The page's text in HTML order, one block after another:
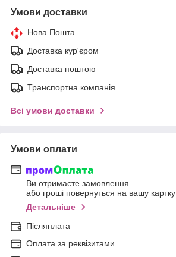
Умови доставки
Нова Пошта
Доставка кур'єром
Доставка поштою
Транспортна компанія
Всі умови доставки
Умови оплати
Ви отримаєте замовлення
або гроші повернуться на вашу картку
Детальніше
Післяплата
Оплата за реквізитами